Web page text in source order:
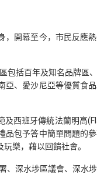
開幕至今，市民反應
包括百年及知名品牌區
、愛沙尼亞等優質食
西班牙傳統法蘭明高
包予答中簡單問題的
樂，藉以回饋社會。
、深水埗區議會、深水